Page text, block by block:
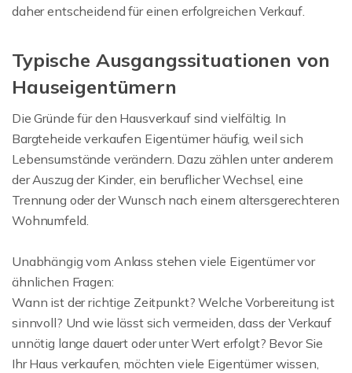
daher entscheidend für einen erfolgreichen Verkauf.
Typische Ausgangssituationen von
Hauseigentümern
Die Gründe für den Hausverkauf sind vielfältig. In
Bargteheide verkaufen Eigentümer häufig, weil sich
Lebensumstände verändern. Dazu zählen unter anderem
der Auszug der Kinder, ein beruflicher Wechsel, eine
Trennung oder der Wunsch nach einem altersgerechteren
Wohnumfeld.
Unabhängig vom Anlass stehen viele Eigentümer vor
ähnlichen Fragen:
Wann ist der richtige Zeitpunkt? Welche Vorbereitung ist
sinnvoll? Und wie lässt sich vermeiden, dass der Verkauf
unnötig lange dauert oder unter Wert erfolgt? Bevor Sie
Ihr Haus verkaufen, möchten viele Eigentümer wissen,